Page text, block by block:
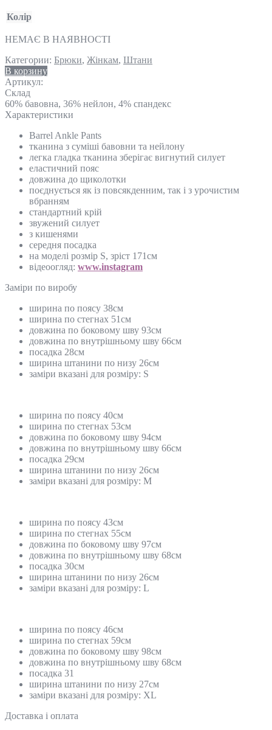
Колір
НЕМАЄ В НАЯВНОСТІ
Категории: Брюки, Жінкам, Штани
В корзину
Артикул:
Склад
60% бавовна, 36% нейлон, 4% спандекс
Характеристики
Barrel Ankle Pants
тканина з суміші бавовни та нейлону
легка гладка тканина зберігає вигнутий силует
еластичний пояс
довжина до щиколотки
поєднується як із повсякденним, так і з урочистим
вбранням
стандартний крій
звужений силует
з кишенями
середня посадка
на моделі розмір S, зріст 171см
відеоогляд: www.instagram
Замiри по виробу
ширина по поясу 38см
ширина по стегнах 51см
довжина по боковому шву 93см
довжина по внутрішньому шву 66см
посадка 28см
ширина штанини по низу 26см
заміри вказані для розміру: S
ширина по поясу 40см
ширина по стегнах 53см
довжина по боковому шву 94см
довжина по внутрішньому шву 66см
посадка 29см
ширина штанини по низу 26см
заміри вказані для розміру: М
ширина по поясу 43см
ширина по стегнах 55см
довжина по боковому шву 97см
довжина по внутрішньому шву 68см
посадка 30см
ширина штанини по низу 26см
заміри вказані для розміру: L
ширина по поясу 46см
ширина по стегнах 59см
довжина по боковому шву 98см
довжина по внутрішньому шву 68см
посадка 31
ширина штанини по низу 27см
заміри вказані для розміру: XL
Доставка і оплата